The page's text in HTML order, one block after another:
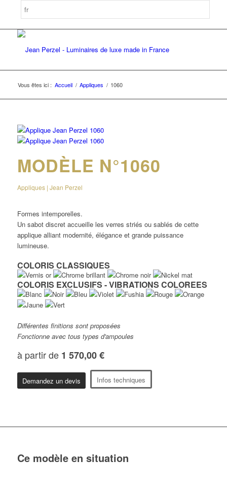
Vous êtes ici : Accueil / Appliques / 1060
MODÈLE N°1060
Appliques | Jean Perzel
Formes intemporelles.
Un sabot discret accueille les verres striés ou sablés de cette
applique alliant modernité, élégance et grande puissance
lumineuse.
COLORIS CLASSIQUES
COLORIS EXCLUSIFS - VIBRATIONS COLOREES
Différentes finitions sont proposées
Fonctionne avec tous types d'ampoules
à partir de 1 570,00 €
Demandez un devis Infos techniques
Ce modèle en situation